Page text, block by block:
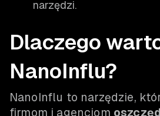
narzędzi.
Dlaczego
NanoInflu?
NanoInflu to narzędzie,
firmom i agencjom